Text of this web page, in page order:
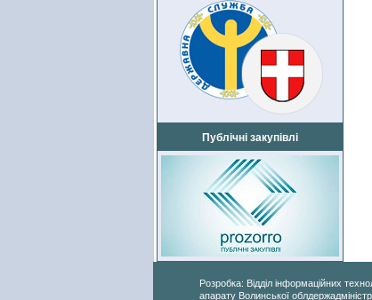
Публічні закупівлі
Розробка: Відділ інформаційних
апарату Волинської